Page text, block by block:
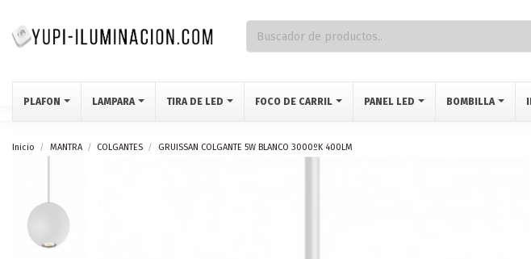
PLAFON LAMPARA TIRA DE LED FOCO DE CARRIL PANEL LED BOMBILLA
Inicio MANTRA COLGANTES GRUISSAN COLGANTE 5W BLANCO 3000ºK 400LM